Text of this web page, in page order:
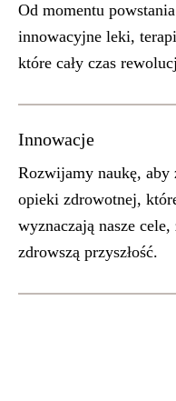
Od momentu
innowacyjne leki,
które cały czas
Innowacje
Rozwijamy naukę, aby
opieki zdrowotnej,
wyznaczają nasze
zdrowszą przyszłość.